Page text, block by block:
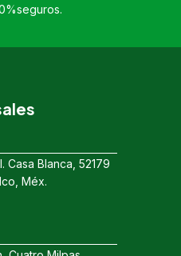
Casa Blanca, 52179
Méx.